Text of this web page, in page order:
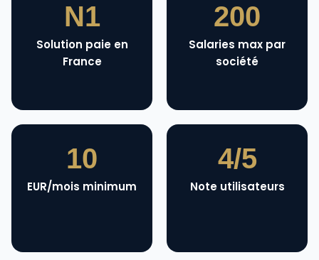
N1
Solution paie en
France
200
Salaries max par
société
10
EUR/mois minimum
4/5
Note utilisateurs